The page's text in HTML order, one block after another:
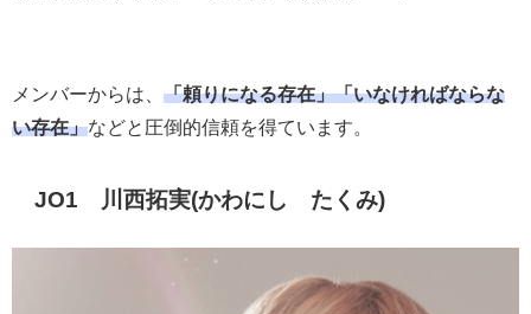
メンバーからは、 「頼りになる存在」「いなければならな
い存在」などと圧倒的信頼を得ています。
JO1 川西拓実(かわにし たくみ)